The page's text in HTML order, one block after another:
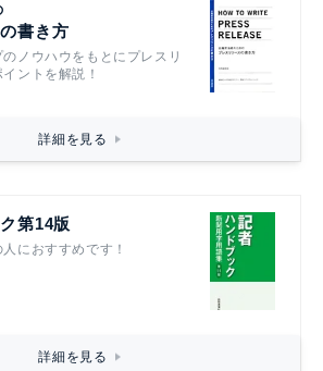
書き方
ノウハウをもとにプレスリ
ントを解説！
詳細を見る
第14版
におすすめです！
詳細を見る